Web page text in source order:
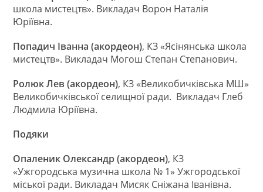
школа мистецтв». Викладач Ворон Наталія
Юріївна.
Попадич Іванна (акордеон), КЗ «Ясінянська школа
мистецтв». Викладач Могош Степан Степанович.
Ролюк Лев (акордеон), КЗ «Великобичківська МШ»
Великобичківської селищної ради. Викладач Глеб
Людмила Юріївна.
Подяки
Опаленик Олександр (акордеон), КЗ
«Ужгородська музична школа № 1» Ужгородської
міської ради. Викладач Мисяк Сніжана Іванівна.